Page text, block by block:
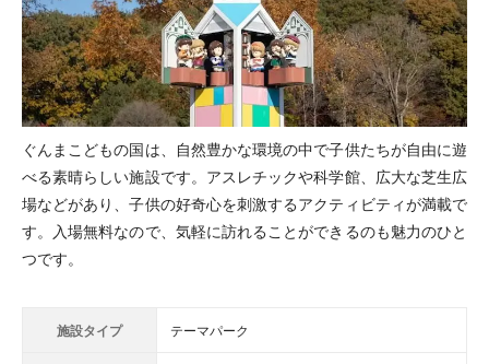
ぐんまこどもの国は、自然豊かな環境の中で子供たちが自由に遊
べる素晴らしい施設です。アスレチックや科学館、広大な芝生広
場などがあり、子供の好奇心を刺激するアクティビティが満載で
す。入場無料なので、気軽に訪れることができるのも魅力のひと
つです。
施設タイプ テーマパーク